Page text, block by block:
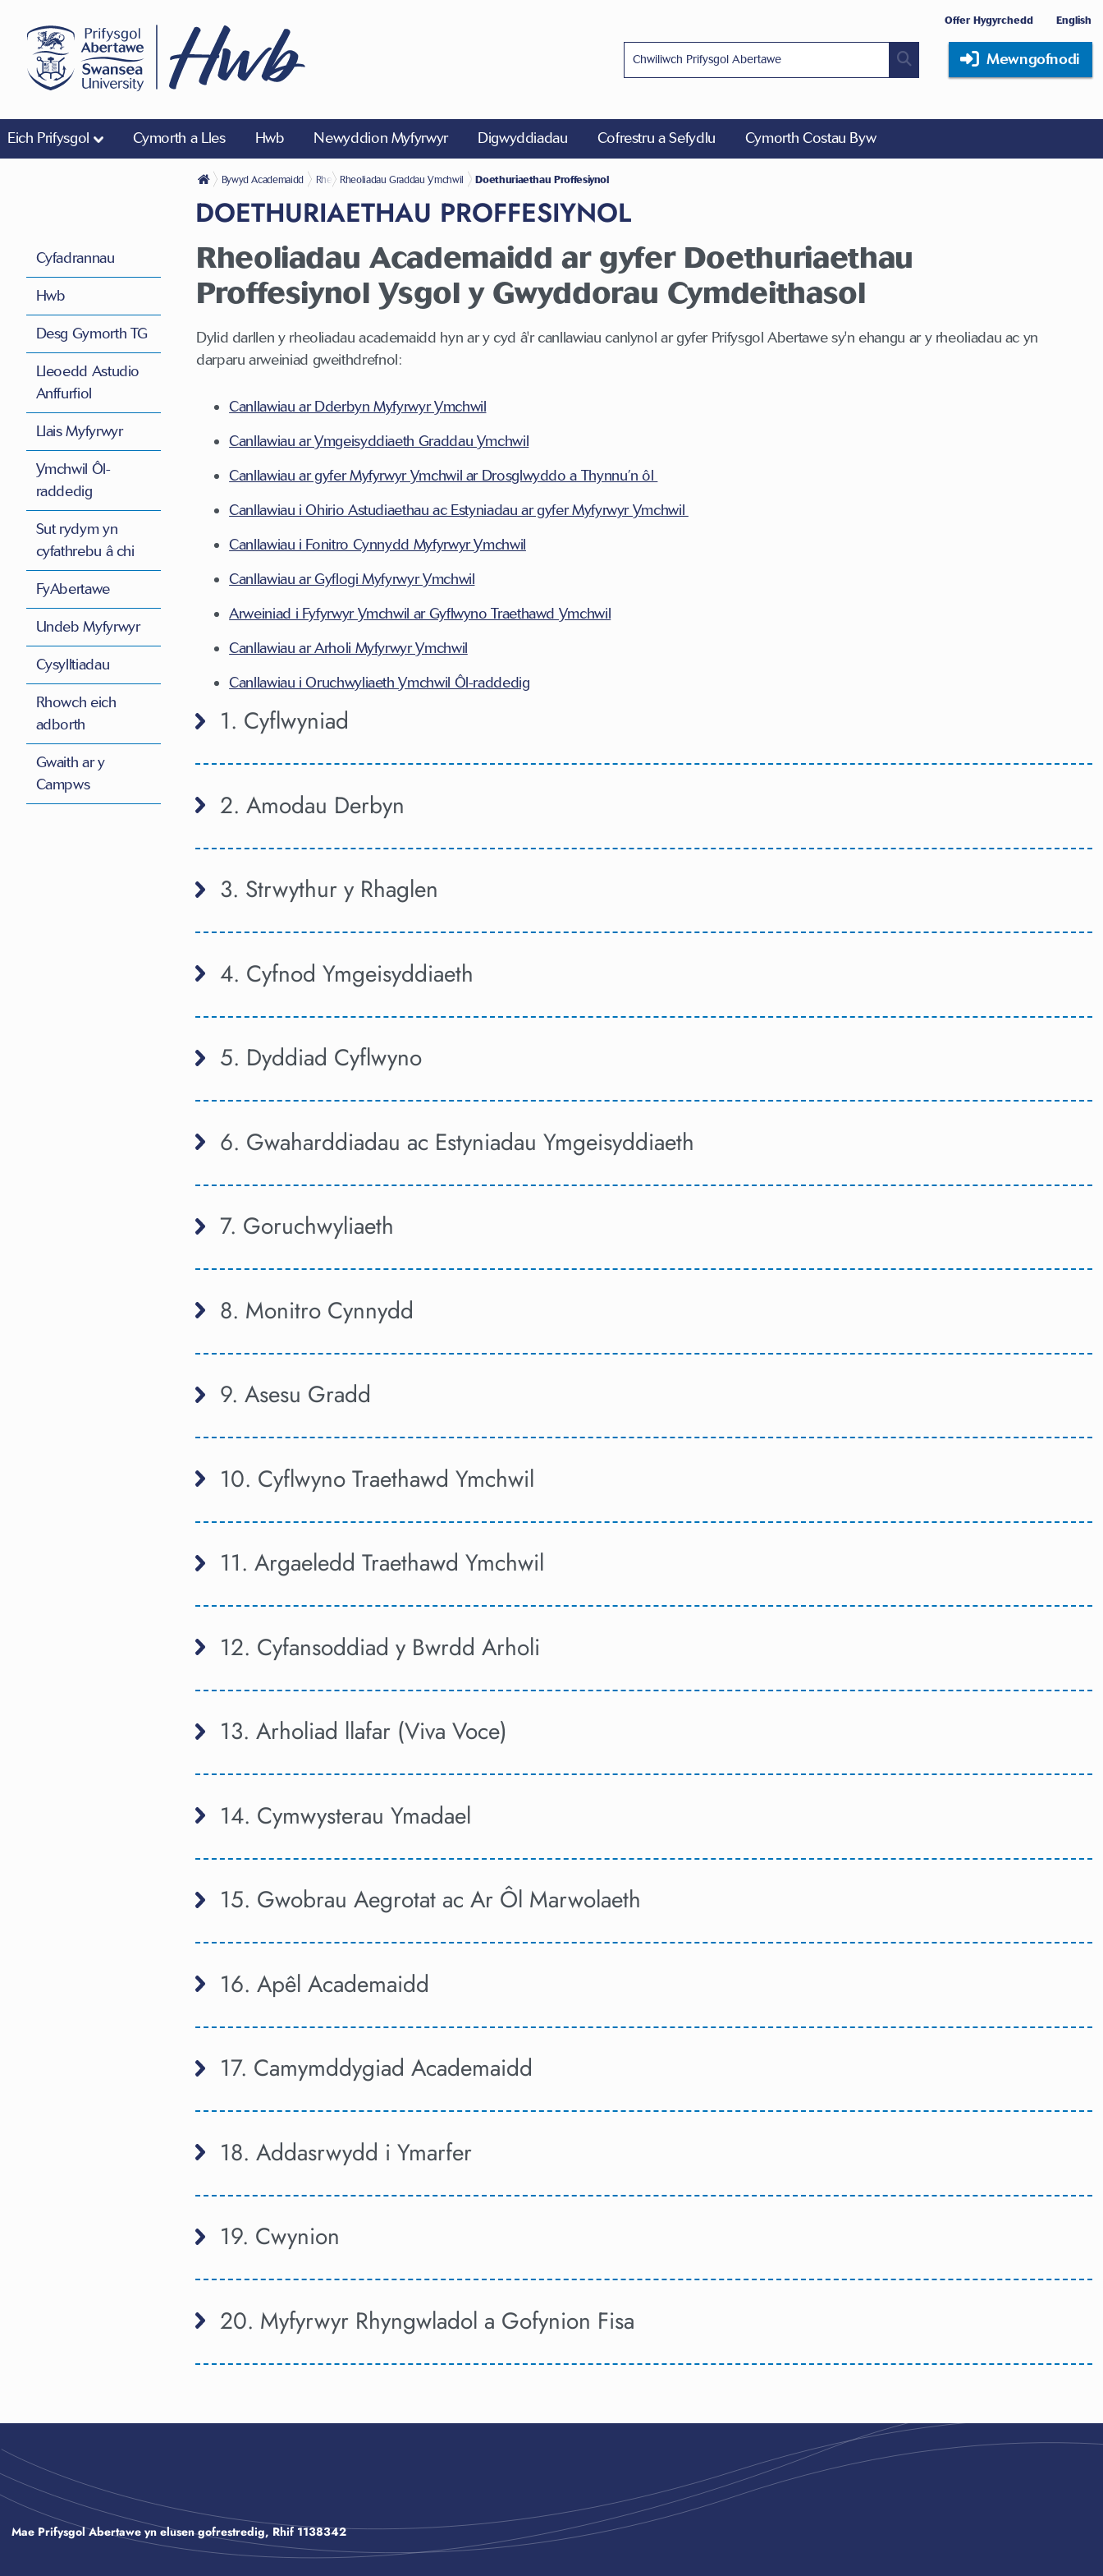
Offer Hygyrchedd English
Mewngofnodi
Eich Prifysgol Cymorth a Lles Hwb Newyddion Myfyrwyr Digwyddiadau Cofrestru a Sefydlu Cymorth Costau Byw
Bywyd Academaidd Rheoliadau Academaidd
Rheoliadau Graddau Ymchwil Doethuriaethau Proffesiynol
DOETHURIAETHAU PROFFESIYNOL
Rheoliadau Academaidd ar gyfer Doethuriaethau
Proffesiynol Ysgol y Gwyddorau Cymdeithasol
Dylid darllen y rheoliadau academaidd hyn ar y cyd â'r canllawiau canlynol ar gyfer Prifysgol Abertawe sy'n ehangu ar y rheoliadau ac yn
darparu arweiniad gweithdrefnol:
Canllawiau ar Dderbyn Myfyrwyr Ymchwil
Canllawiau ar Ymgeisyddiaeth Graddau Ymchwil
Canllawiau ar gyfer Myfyrwyr Ymchwil ar Drosglwyddo a Thynnu’n ôl
Canllawiau i Ohirio Astudiaethau ac Estyniadau ar gyfer Myfyrwyr Ymchwil
Canllawiau i Fonitro Cynnydd Myfyrwyr Ymchwil
Canllawiau ar Gyflogi Myfyrwyr Ymchwil
Arweiniad i Fyfyrwyr Ymchwil ar Gyflwyno Traethawd Ymchwil
Canllawiau ar Arholi Myfyrwyr Ymchwil
Canllawiau i Oruchwyliaeth Ymchwil Ôl-raddedig
1. Cyflwyniad
2. Amodau Derbyn
3. Strwythur y Rhaglen
4. Cyfnod Ymgeisyddiaeth
5. Dyddiad Cyflwyno
6. Gwaharddiadau ac Estyniadau Ymgeisyddiaeth
7. Goruchwyliaeth
8. Monitro Cynnydd
9. Asesu Gradd
10. Cyflwyno Traethawd Ymchwil
11. Argaeledd Traethawd Ymchwil
12. Cyfansoddiad y Bwrdd Arholi
13. Arholiad llafar (Viva Voce)
14. Cymwysterau Ymadael
15. Gwobrau Aegrotat ac Ar Ôl Marwolaeth
16. Apêl Academaidd
17. Camymddygiad Academaidd
18. Addasrwydd i Ymarfer
19. Cwynion
20. Myfyrwyr Rhyngwladol a Gofynion Fisa
Cyfadrannau
Hwb
Desg Gymorth TG
Lleoedd Astudio
Anffurfiol
Llais Myfyrwyr
Ymchwil Ôl-
raddedig
Sut rydym yn
cyfathrebu â chi
FyAbertawe
Undeb Myfyrwyr
Cysylltiadau
Rhowch eich
adborth
Gwaith ar y
Campws
Mae Prifysgol Abertawe yn elusen gofrestredig, Rhif 1138342